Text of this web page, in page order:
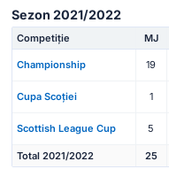
Sezon 2021/2022
Competiție MJ
Championship 19
Cupa Scoției 1
Scottish League Cup 5
Total 2021/2022 25